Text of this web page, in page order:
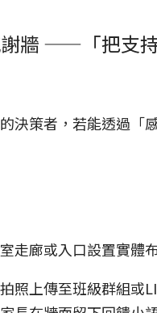
牆 ——「把支持
決策者，若能透過「
走廊或入口設置實體
拍照上傳至班級群組或